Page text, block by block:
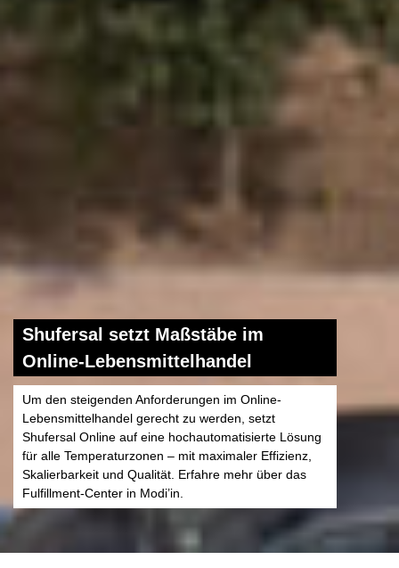
Shufersal setzt Maßstäbe im
Online-Lebensmittelhandel
Um den steigenden Anforderungen im Online-
Lebensmittelhandel gerecht zu werden, setzt
Shufersal Online auf eine hochautomatisierte Lösung
für alle Temperaturzonen – mit maximaler Effizienz,
Skalierbarkeit und Qualität. Erfahre mehr über das
Fulfillment-Center in Modi’in.